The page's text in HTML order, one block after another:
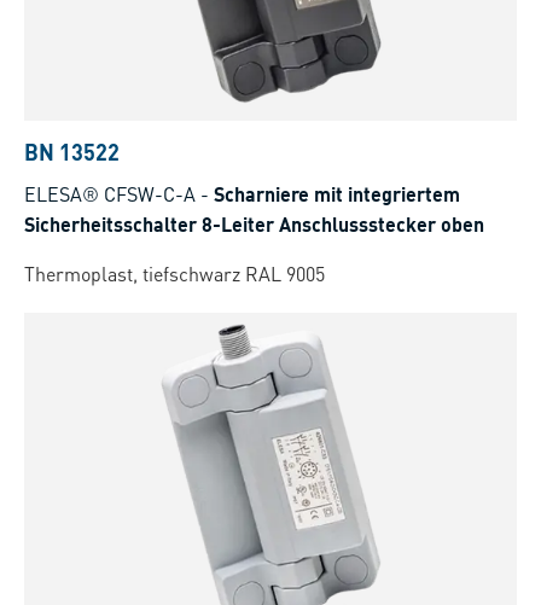
BN 13522
ELESA® CFSW-C-A - Scharniere mit integriertem
Sicherheitsschalter 8-Leiter Anschlussstecker oben
Thermoplast, tiefschwarz RAL 9005